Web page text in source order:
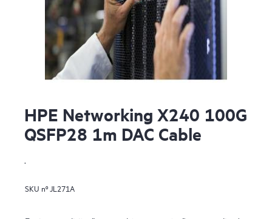
HPE Networking X240 100G
QSFP28 1m DAC Cable
.
SKU nºJL271A